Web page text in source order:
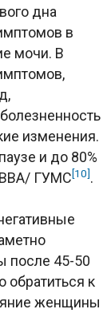
дна
в
мочи. В
изменения.
и до 80%
ВВА/ ГУМС[10].
после 45-50
обратиться к
женщины